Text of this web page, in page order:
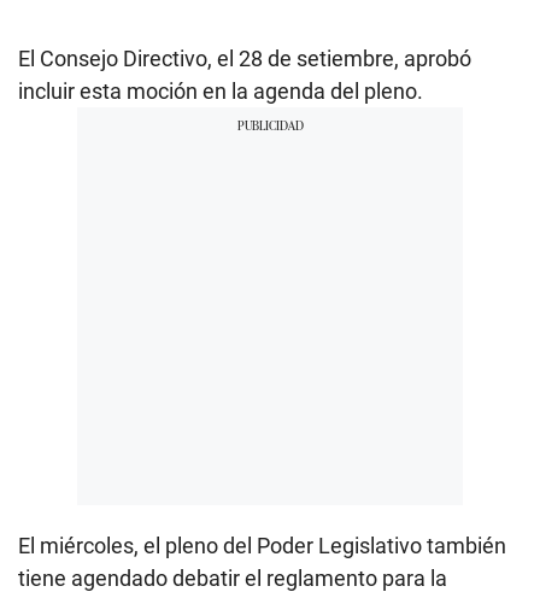
El Consejo Directivo, el 28 de setiembre, aprobó
incluir esta moción en la agenda del pleno.
El miércoles, el pleno del Poder Legislativo también
tiene agendado debatir el reglamento para la